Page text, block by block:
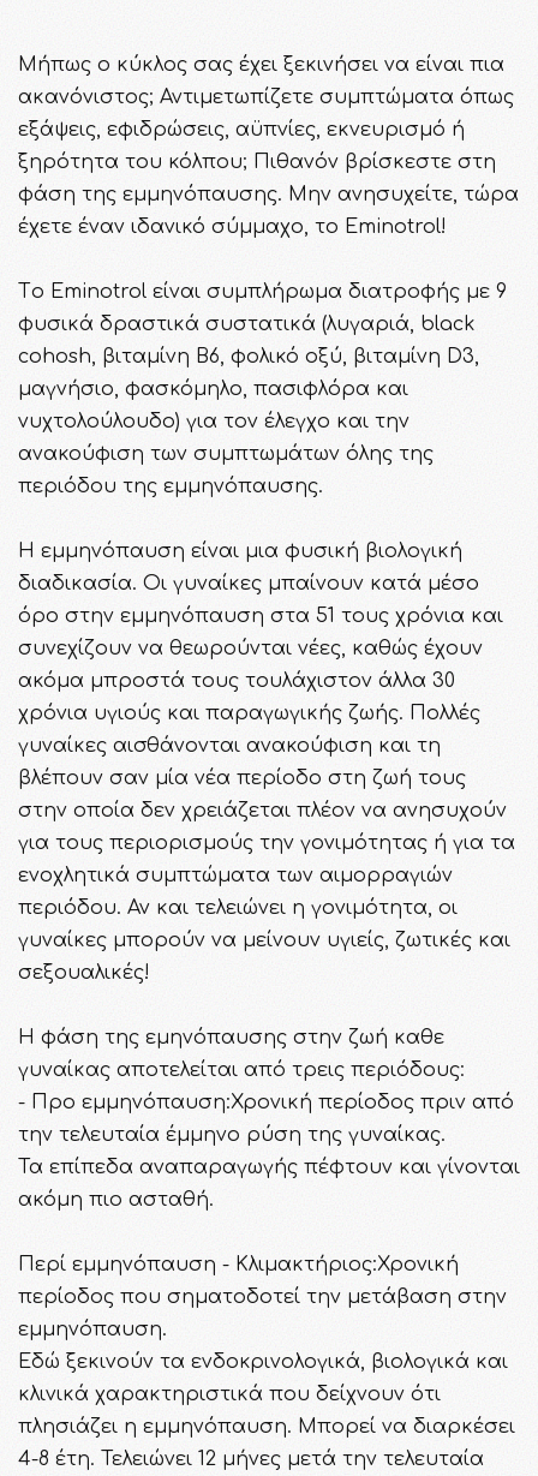
Μήπως ο κύκλος σας έχει ξεκινήσει να είναι πια
ακανόνιστος; Αντιμετωπίζετε συμπτώματα όπως
εξάψεις, εφιδρώσεις, αϋπνίες, εκνευρισμό ή
ξηρότητα του κόλπου; Πιθανόν βρίσκεστε στη
φάση της εμμηνόπαυσης. Μην ανησυχείτε, τώρα
έχετε έναν ιδανικό σύμμαχο, το Eminotrol!
Tο Eminotrol είναι συμπλήρωμα διατροφής με 9
φυσικά δραστικά συστατικά (λυγαριά, black
cohosh, βιταμίνη Β6, φολικό οξύ, βιταμίνη D3,
μαγνήσιο, φασκόμηλο, πασιφλόρα και
νυχτολούλουδο) για τον έλεγχο και την
ανακούφιση των συμπτωμάτων όλης της
περιόδου της εμμηνόπαυσης.
Η εμμηνόπαυση είναι μια φυσική βιολογική
διαδικασία. Oι γυναίκες μπαίνουν κατά μέσο
όρο στην εμμηνόπαυση στα 51 τους χρόνια και
συνεχίζουν να θεωρούνται νέες, καθώς έχουν
ακόμα μπροστά τους τουλάχιστον άλλα 30
χρόνια υγιούς και παραγωγικής ζωής. Πολλές
γυναίκες αισθάνονται ανακούφιση και τη
βλέπουν σαν μία νέα περίοδο στη ζωή τους
στην οποία δεν χρειάζεται πλέον να ανησυχούν
για τους περιορισμούς την γονιμότητας ή για τα
ενοχλητικά συμπτώματα των αιμορραγιών
περιόδου. Αν και τελειώνει η γονιμότητα, οι
γυναίκες μπορούν να μείνουν υγιείς, ζωτικές και
σεξουαλικές!
Η φάση της εμηνόπαυσης στην ζωή καθε
γυναίκας αποτελείται από τρεις περιόδους:
- Προ εμμηνόπαυση:Χρονική περίοδος πριν από
την τελευταία έμμηνο ρύση της γυναίκας.
Τα επίπεδα αναπαραγωγής πέφτουν και γίνονται
ακόμη πιο ασταθή.
Περί εμμηνόπαυση - Κλιμακτήριος:Χρονική
περίοδος που σηματοδοτεί την μετάβαση στην
εμμηνόπαυση.
Εδώ ξεκινούν τα ενδοκρινολογικά, βιολογικά και
κλινικά χαρακτηριστικά που δείχνουν ότι
πλησιάζει η εμμηνόπαυση. Μπορεί να διαρκέσει
4-8 έτη. Τελειώνει 12 μήνες μετά την τελευταία